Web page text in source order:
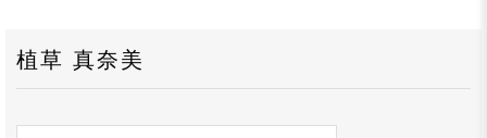
植草 真奈美